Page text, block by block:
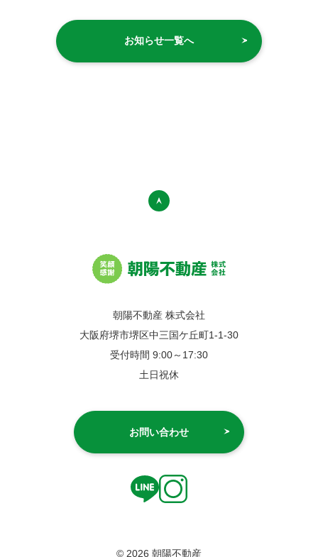
お知らせ一覧へ
朝陽不動産 株式会社
大阪府堺市堺区中三国ケ丘町1-1-30
受付時間 9:00～17:30
土日祝休
お問い合わせ
© 2026 朝陽不動産